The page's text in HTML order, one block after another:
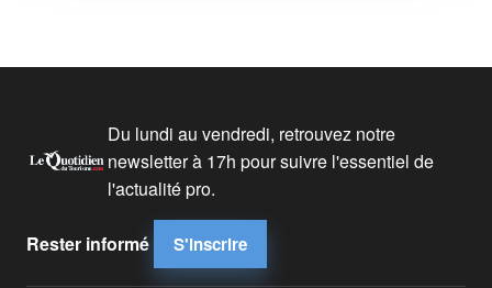
Du lundi au vendredi, retrouvez notre
newsletter à 17h pour suivre l'essentiel de
l'actualité pro.
Rester informé S'inscrire